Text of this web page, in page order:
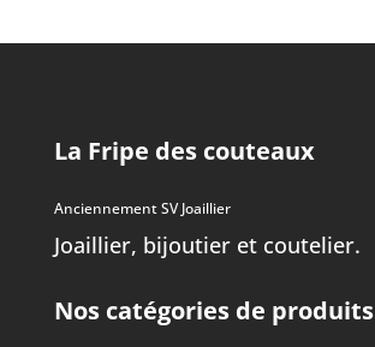
La Fripe des couteaux
Anciennement SV Joaillier
Joaillier, bijoutier et coutelier.
Nos catégories de produits